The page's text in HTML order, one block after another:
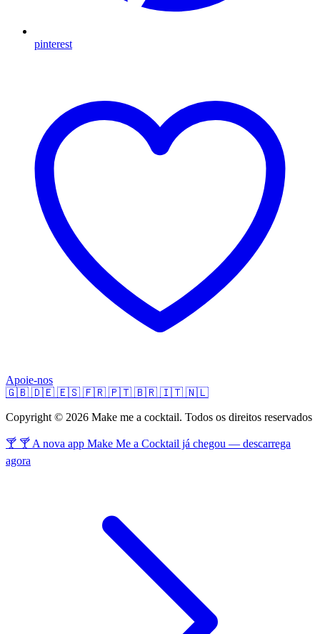
pinterest
Apoie-nos
🇬🇧 🇩🇪 🇪🇸 🇫🇷 🇵🇹 🇧🇷 🇮🇹 🇳🇱
Copyright © 2026 Make me a cocktail. Todos os direitos reservados
🍸 🍸 A nova app Make Me a Cocktail já chegou — descarrega
agora